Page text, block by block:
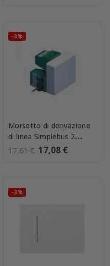
-3%
Morsetto di derivazione
di linea Simplebus 2
Comelit 1214/2C
17,61 € 17,08 €
-3%